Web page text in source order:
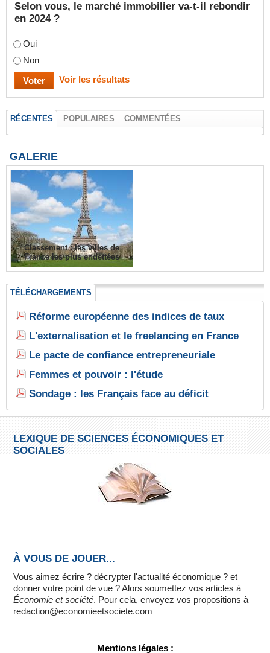
Selon vous, le marché immobilier va-t-il rebondir
en 2024 ?
Oui
Non
Voir les résultats
RÉCENTES POPULAIRES COMMENTÉES
GALERIE
Classement : les villes de
France les plus endettées
TÉLÉCHARGEMENTS
Réforme européenne des indices de taux
L'externalisation et le freelancing en France
Le pacte de confiance entrepreneuriale
Femmes et pouvoir : l'étude
Sondage : les Français face au déficit
LEXIQUE DE SCIENCES ÉCONOMIQUES ET
SOCIALES
À VOUS DE JOUER...
Vous aimez écrire ? décrypter l'actualité économique ? et
donner votre point de vue ? Alors soumettez vos articles à
Économie et société. Pour cela, envoyez vos propositions à
redaction@economieetsociete.com
Mentions légales :